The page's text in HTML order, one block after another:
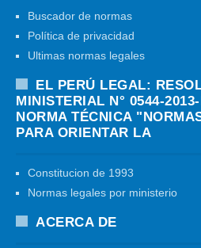
Buscador de normas
Política de privacidad
Ultimas normas legales
EL PERÚ LEGAL:
MINISTERIAL N° 0544-
NORMA TÉCNICA
PARA ORIENTAR LA
Constitucion de 1993
Normas legales por ministerio
ACERCA DE